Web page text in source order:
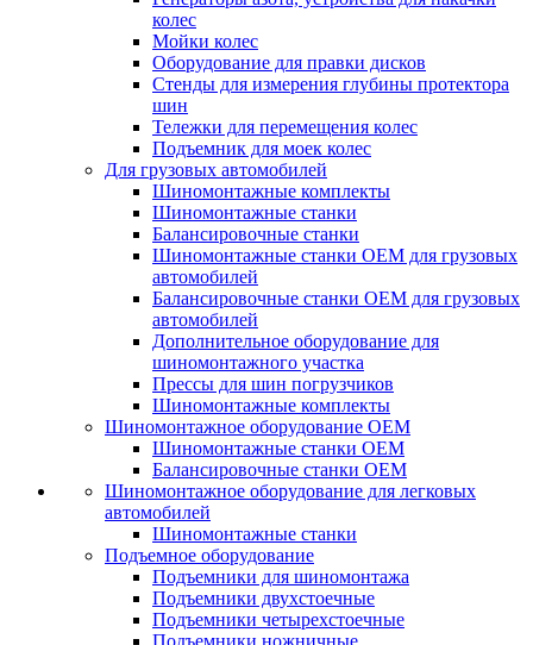
колес
Мойки колес
Оборудование для правки дисков
Стенды для измерения глубины протектора
шин
Тележки для перемещения колес
Подъемник для моек колеc
Для грузовых автомобилей
Шиномонтажные комплекты
Шиномонтажные станки
Балансировочные станки
Шиномонтажные станки ОЕМ для грузовых
автомобилей
Балансировочные станки ОЕМ для грузовых
автомобилей
Дополнительное оборудование для
шиномонтажного участка
Прессы для шин погрузчиков
Шиномонтажные комплекты
Шиномонтажное оборудование ОЕМ
Шиномонтажные станки ОЕМ
Балансировочные станки ОЕМ
Шиномонтажное оборудование для легковых
автомобилей
Шиномонтажные станки
Подъемное оборудование
Подъемники для шиномонтажа
Подъемники двухстоечные
Подъемники четырехстоечные
Подъемники ножничные